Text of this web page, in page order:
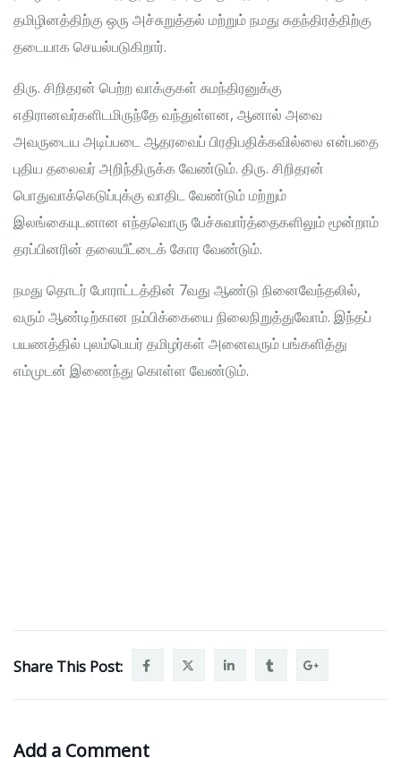
தமிழினத்திற்கு ஒரு அச்சுறுத்தல் மற்றும் நமது சுதந்திரத்திற்கு
தடையாக செயல்படுகிறார்.
திரு. சிறிதரன் பெற்ற வாக்குகள் சுமந்திரனுக்கு
எதிரானவர்களிடமிருந்தே வந்துள்ளன, ஆனால் அவை
அவருடைய அடிப்படை ஆதரவைப் பிரதிபதிக்கவில்லை என்பதை
புதிய தலைவர் அறிந்திருக்க வேண்டும். திரு. சிறிதரன்
பொதுவாக்கெடுப்புக்கு வாதிட வேண்டும் மற்றும்
இலங்கையுடனான எந்தவொரு பேச்சுவார்த்தைகளிலும் மூன்றாம்
தரப்பினரின் தலையீட்டைக் கோர வேண்டும்.
நமது தொடர் போராட்டத்தின் 7வது ஆண்டு நினைவேந்தலில்,
வரும் ஆண்டிற்கான நம்பிக்கையை நிலைநிறுத்துவோம். இந்தப்
பயணத்தில் புலம்பெயர் தமிழர்கள் அனைவரும் பங்களித்து
எம்முடன் இணைந்து கொள்ள வேண்டும்.
Share This Post:
Add a Comment